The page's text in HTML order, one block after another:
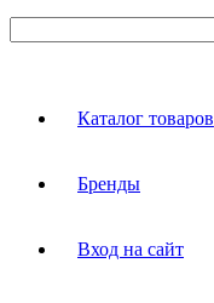
Каталог товаров
Бренды
Вход на сайт